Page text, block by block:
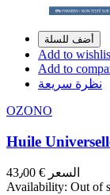
أضف للسلة
Add to
Add to
نظرة سريعة
OZONO
Huile
السعر € 43٫00
Availability: Out of